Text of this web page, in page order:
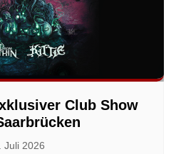
Club Show
Juli 2026